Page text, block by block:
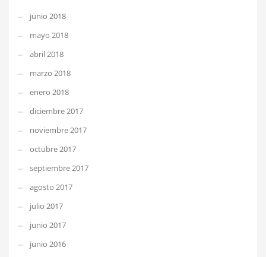
junio 2018
mayo 2018
abril 2018
marzo 2018
enero 2018
diciembre 2017
noviembre 2017
octubre 2017
septiembre 2017
agosto 2017
julio 2017
junio 2017
junio 2016